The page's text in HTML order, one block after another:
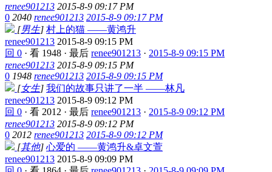
renee901213 2015-8-9 09:17 PM
0 2040 renee901213 2015-8-9 09:17 PM
[男生] 村上的猫 ——黄鸿升
renee901213 2015-8-9 09:15 PM
回 0 · 看 1948 · 最后 renee901213 · 2015-8-9 09:15 PM
renee901213 2015-8-9 09:15 PM
0 1948 renee901213 2015-8-9 09:15 PM
[女生] 我们的故事只讲了一半 ——林凡
renee901213 2015-8-9 09:12 PM
回 0 · 看 2012 · 最后 renee901213 · 2015-8-9 09:12 PM
renee901213 2015-8-9 09:12 PM
0 2012 renee901213 2015-8-9 09:12 PM
[其他] 心爱的 ——黄鸿升&卓文萱
renee901213 2015-8-9 09:09 PM